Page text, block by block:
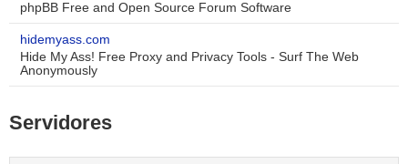
phpBB Free and Open Source Forum Software
hidemyass.com
Hide My Ass! Free Proxy and Privacy Tools - Surf The Web
Anonymously
Servidores